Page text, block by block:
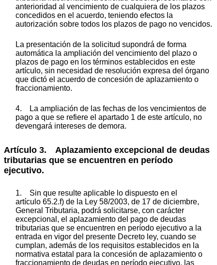
anterioridad al vencimiento de cualquiera de los plazos
concedidos en el acuerdo, teniendo efectos la
autorización sobre todos los plazos de pago no vencidos.
La presentación de la solicitud supondrá de forma
automática la ampliación del vencimiento del plazo o
plazos de pago en los términos establecidos en este
artículo, sin necesidad de resolución expresa del órgano
que dictó el acuerdo de concesión de aplazamiento o
fraccionamiento.
4. La ampliación de las fechas de los vencimientos de
pago a que se refiere el apartado 1 de este artículo, no
devengará intereses de demora.
Artículo 3. Aplazamiento excepcional de deudas
tributarias que se encuentren en período
ejecutivo.
1. Sin que resulte aplicable lo dispuesto en el
artículo 65.2.f) de la Ley 58/2003, de 17 de diciembre,
General Tributaria, podrá solicitarse, con carácter
excepcional, el aplazamiento del pago de deudas
tributarias que se encuentren en período ejecutivo a la
entrada en vigor del presente Decreto ley, cuando se
cumplan, además de los requisitos establecidos en la
normativa estatal para la concesión de aplazamiento o
fraccionamiento de deudas en período ejecutivo, las